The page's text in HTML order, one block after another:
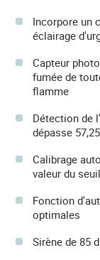
Incorpore un
éclairage
Capteur
fumée de
flamme
Détection de
dépasse
Calibrage
valeur du
Fonction
optimales
Sirène de 85